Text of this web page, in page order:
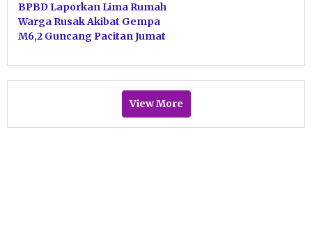
BPBD Laporkan Lima Rumah
Warga Rusak Akibat Gempa
M6,2 Guncang Pacitan Jumat
View More